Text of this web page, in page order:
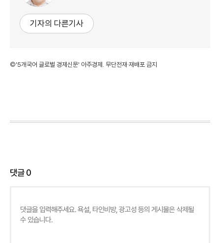
기자의 다른기사
©'5개국어 글로벌 경제신문' 아주경제. 무단전재·재배포 금지
댓글0